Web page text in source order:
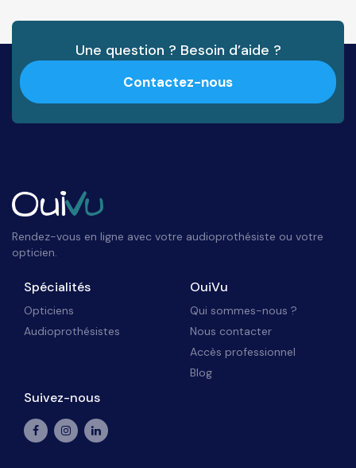
Une question ? Besoin d’aide ?
Contactez-nous
Rendez-vous en ligne avec votre audioprothésiste ou votre
opticien.
Spécialités
Opticiens
Audioprothésistes
OuiVu
Qui sommes-nous ?
Nous contacter
Accès professionnel
Blog
Suivez-nous